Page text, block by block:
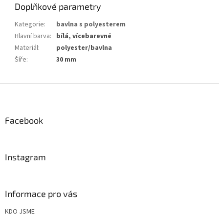
Doplňkové parametry
Kategorie:
bavlna s polyesterem
Hlavní barva: bílá, vícebarevné
Materiál:
polyester/bavlna
Šíře: 30 mm
Facebook
Instagram
Informace pro vás
KDO JSME